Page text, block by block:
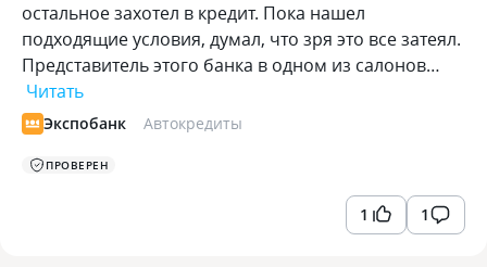
остальное захотел в кредит. Пока нашел
подходящие условия, думал, что зря это все затеял.
Представитель этого банка в одном из салонов…
Читать
Экспобанк Автокредиты
ПРОВЕРЕН
1 1